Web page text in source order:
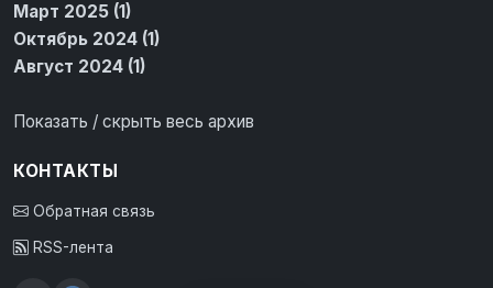
Март 2025 (1)
Октябрь 2024 (1)
Август 2024 (1)
Показать / скрыть весь архив
КОНТАКТЫ
Обратная связь
RSS-лента